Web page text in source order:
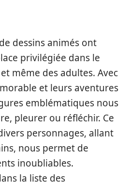
dessins animés ont
privilégiée dans le
même des adultes. Avec
et leurs aventures
emblématiques nous
pleurer ou réfléchir. Ce
personnages, allant
nous permet de
inoubliables.
la liste des